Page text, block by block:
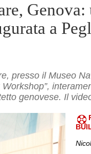
Genova:
a
presso il Museo
genovese. Il